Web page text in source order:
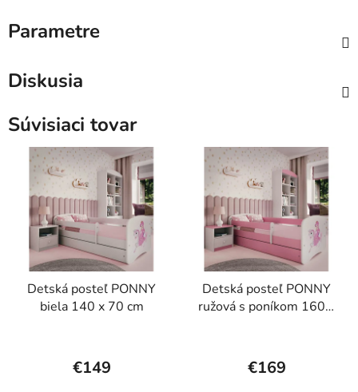
Parametre
Diskusia
Súvisiaci tovar
Detská posteľ PONNY
biela 140 x 70 cm
€149
Detská posteľ PONNY
ružová s poníkom 160 x
hodnotenie
€169